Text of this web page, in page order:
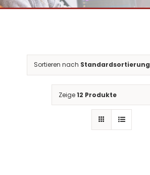
Sortieren nach Standardsortierung
Zeige12 Produkte